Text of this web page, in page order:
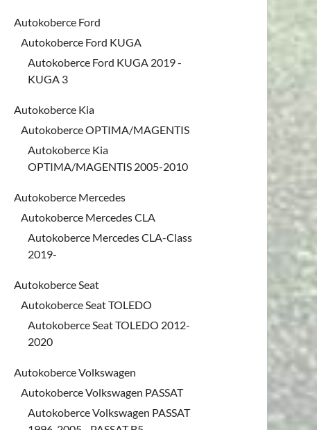
Autokoberce Ford
Autokoberce Ford KUGA
Autokoberce Ford KUGA 2019 -
KUGA 3
Autokoberce Kia
Autokoberce OPTIMA/MAGENTIS
Autokoberce Kia
OPTIMA/MAGENTIS 2005-2010
Autokoberce Mercedes
Autokoberce Mercedes CLA
Autokoberce Mercedes CLA-Class
2019-
Autokoberce Seat
Autokoberce Seat TOLEDO
Autokoberce Seat TOLEDO 2012-
2020
Autokoberce Volkswagen
Autokoberce Volkswagen PASSAT
Autokoberce Volkswagen PASSAT